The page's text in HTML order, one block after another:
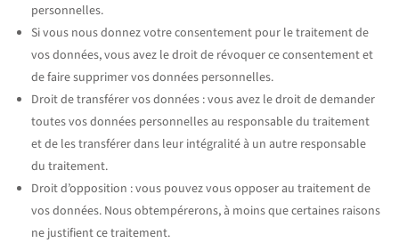
personnelles.
Si vous nous donnez votre consentement pour le traitement de
vos données, vous avez le droit de révoquer ce consentement et
de faire supprimer vos données personnelles.
Droit de transférer vos données : vous avez le droit de demander
toutes vos données personnelles au responsable du traitement
et de les transférer dans leur intégralité à un autre responsable
du traitement.
Droit d’opposition : vous pouvez vous opposer au traitement de
vos données. Nous obtempérerons, à moins que certaines raisons
ne justifient ce traitement.